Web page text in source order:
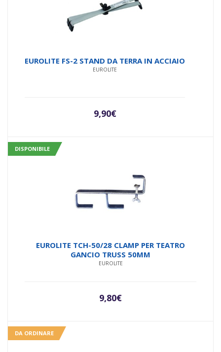
EUROLITE FS-2 STAND DA TERRA IN ACCIAIO
EUROLITE
9,90€
DISPONIBILE
EUROLITE TCH-50/28 CLAMP PER TEATRO
GANCIO TRUSS 50MM
EUROLITE
9,80€
DA ORDINARE